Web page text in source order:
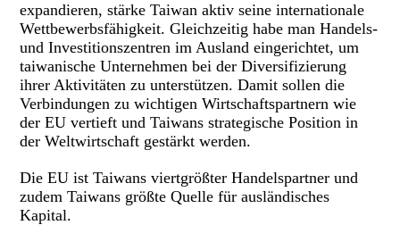
expandieren, stärke Taiwan aktiv seine internationale
Wettbewerbsfähigkeit. Gleichzeitig habe man Handels-
und Investitionszentren im Ausland eingerichtet, um
taiwanische Unternehmen bei der Diversifizierung
ihrer Aktivitäten zu unterstützen. Damit sollen die
Verbindungen zu wichtigen Wirtschaftspartnern wie
der EU vertieft und Taiwans strategische Position in
der Weltwirtschaft gestärkt werden.
Die EU ist Taiwans viertgrößter Handelspartner und
zudem Taiwans größte Quelle für ausländisches
Kapital.